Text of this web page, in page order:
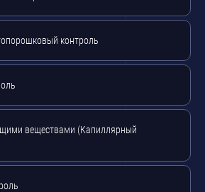
контроль
веществами (Капиллярный